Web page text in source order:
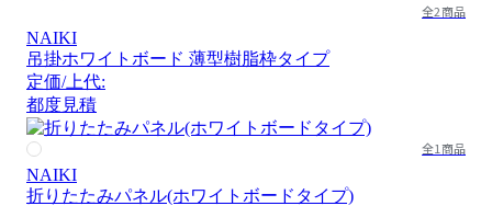
全2商品
NAIKI
吊掛ホワイトボード 薄型樹脂枠タイプ
定価/上代:
都度見積
全1商品
NAIKI
折りたたみパネル(ホワイトボードタイプ)